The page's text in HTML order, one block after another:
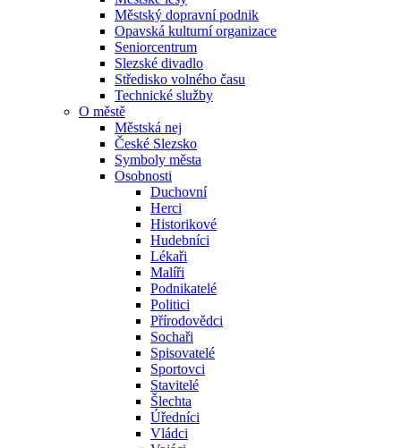
Městský dopravní podnik
Opavská kulturní organizace
Seniorcentrum
Slezské divadlo
Středisko volného času
Technické služby
O městě
Městská nej
České Slezsko
Symboly města
Osobnosti
Duchovní
Herci
Historikové
Hudebníci
Lékaři
Malíři
Podnikatelé
Politici
Přírodovědci
Sochaři
Spisovatelé
Sportovci
Stavitelé
Šlechta
Úředníci
Vládci